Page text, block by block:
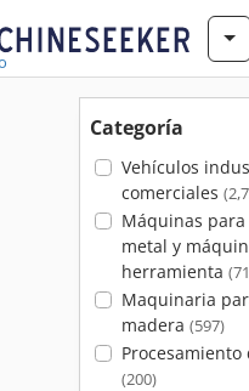
Categoría
Vehículos
comerciales
Máquinas
metal y
herramienta
Maquinaria
madera (597)
Procesamiento
(200)